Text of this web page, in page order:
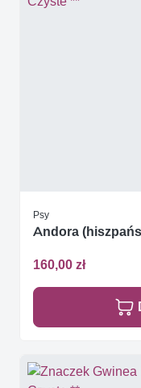
Psy
Andora
160,00 zł